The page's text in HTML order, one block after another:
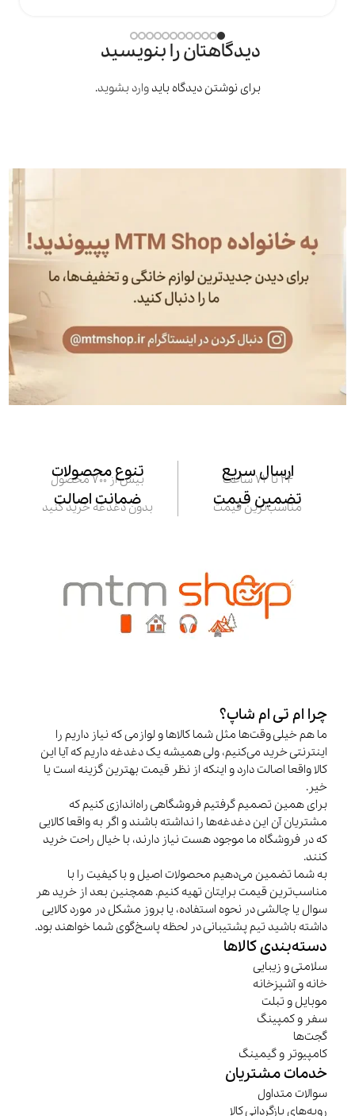
دیدگاهتان را بنویسید
برای نوشتن دیدگاه بایدوارد بشوید.
ارسال سریع
24 تا 72 ساعت تنوع محصولات
بیش از 700 محصول
تضمین قیمت
مناسب‌ترین قیمت ضمانت اصالت
بدون دغدغه خرید کنید
چرا ام تی ام شاپ؟
ما هم خیلی وقت‌ها مثل شما کالاها و لوازمی که نیاز داریم را
اینترنتی خرید می‌کنیم، ولی همیشه یک دغدغه داریم که آیا این
کالا واقعا اصالت دارد و اینکه از نظر قیمت بهترین گزینه است یا
خیر.
برای همین تصمیم گرفتیم فروشگاهی راه‌اندازی کنیم که
مشتریان آن این دغدغه‌ها را نداشته باشند و اگر به واقعا کالایی
که در فروشگاه ما موجود هست نیاز دارند، با خیال راحت خرید
کنند.
به شما تضمین می‌دهیم محصولات اصیل و با کیفیت را با
مناسب‌ترین قیمت برایتان تهیه کنیم. همچنین بعد از خرید هر
سوال یا چالشی در نحوه استفاده، یا بروز مشکل در مورد کالایی
داشته باشید تیم پشتیبانی در لحظه پاسخ‌گوی شما خواهند بود.
دسته‌بندی کالاها
سلامتی و زیبایی
خانه و آشپزخانه
موبایل و تبلت
سفر و کمپینگ
گجت‌ها
کامپیوتر و گیمینگ
خدمات مشتریان
سوالات متداول
رویه‌های بازگردانی کالا